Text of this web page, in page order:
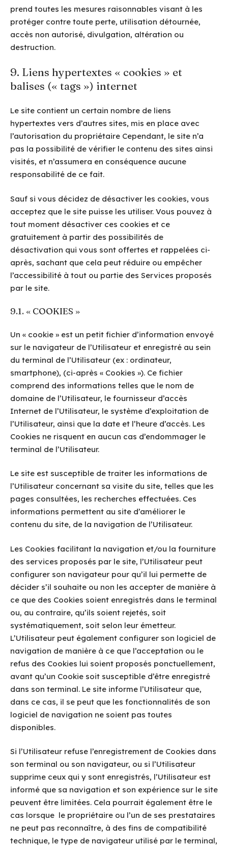
prend toutes les mesures raisonnables visant à les
protéger contre toute perte, utilisation détournée,
accès non autorisé, divulgation, altération ou
destruction.
9. Liens hypertextes « cookies » et
balises (« tags ») internet
Le site contient un certain nombre de liens
hypertextes vers d’autres sites, mis en place avec
l’autorisation du propriétaire Cependant, le site n’a
pas la possibilité de vérifier le contenu des sites ainsi
visités, et n’assumera en conséquence aucune
responsabilité de ce fait.
Sauf si vous décidez de désactiver les cookies, vous
acceptez que le site puisse les utiliser. Vous pouvez à
tout moment désactiver ces cookies et ce
gratuitement à partir des possibilités de
désactivation qui vous sont offertes et rappelées ci-
après, sachant que cela peut réduire ou empêcher
l’accessibilité à tout ou partie des Services proposés
par le site.
9.1. « COOKIES »
Un « cookie » est un petit fichier d’information envoyé
sur le navigateur de l’Utilisateur et enregistré au sein
du terminal de l’Utilisateur (ex : ordinateur,
smartphone), (ci-après « Cookies »). Ce fichier
comprend des informations telles que le nom de
domaine de l’Utilisateur, le fournisseur d’accès
Internet de l’Utilisateur, le système d’exploitation de
l’Utilisateur, ainsi que la date et l’heure d’accès. Les
Cookies ne risquent en aucun cas d’endommager le
terminal de l’Utilisateur.
Le site est susceptible de traiter les informations de
l’Utilisateur concernant sa visite du site, telles que les
pages consultées, les recherches effectuées. Ces
informations permettent au site d’améliorer le
contenu du site, de la navigation de l’Utilisateur.
Les Cookies facilitant la navigation et/ou la fourniture
des services proposés par le site, l’Utilisateur peut
configurer son navigateur pour qu’il lui permette de
décider s’il souhaite ou non les accepter de manière à
ce que des Cookies soient enregistrés dans le terminal
ou, au contraire, qu’ils soient rejetés, soit
systématiquement, soit selon leur émetteur.
L’Utilisateur peut également configurer son logiciel de
navigation de manière à ce que l’acceptation ou le
refus des Cookies lui soient proposés ponctuellement,
avant qu’un Cookie soit susceptible d’être enregistré
dans son terminal. Le site informe l’Utilisateur que,
dans ce cas, il se peut que les fonctionnalités de son
logiciel de navigation ne soient pas toutes
disponibles.
Si l’Utilisateur refuse l’enregistrement de Cookies dans
son terminal ou son navigateur, ou si l’Utilisateur
supprime ceux qui y sont enregistrés, l’Utilisateur est
informé que sa navigation et son expérience sur le site
peuvent être limitées. Cela pourrait également être le
cas lorsque le propriétaire ou l’un de ses prestataires
ne peut pas reconnaître, à des fins de compatibilité
technique, le type de navigateur utilisé par le terminal,